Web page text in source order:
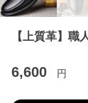
【上質革】職
6,600 円